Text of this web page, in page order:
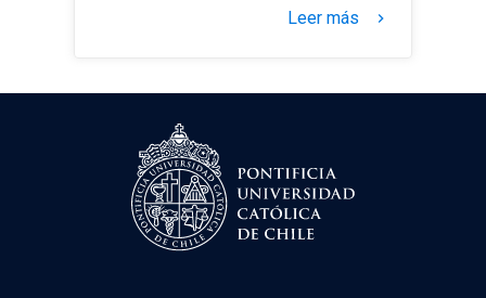
Leer más keyboard_arrow_right